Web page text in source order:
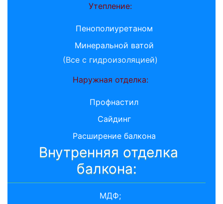
Утепление:
Пенополиуретаном
Минеральной ватой
(Все с гидроизоляцией)
Наружная отделка:
Профнастил
Сайдинг
Расширение балкона
Внутренняя отделка
балкона:
МДФ;